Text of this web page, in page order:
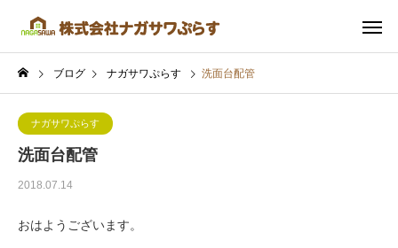
ブログ ナガサワぷらす 洗面台配管
ナガサワぷらす
洗面台配管
2018.07.14
おはようございます。